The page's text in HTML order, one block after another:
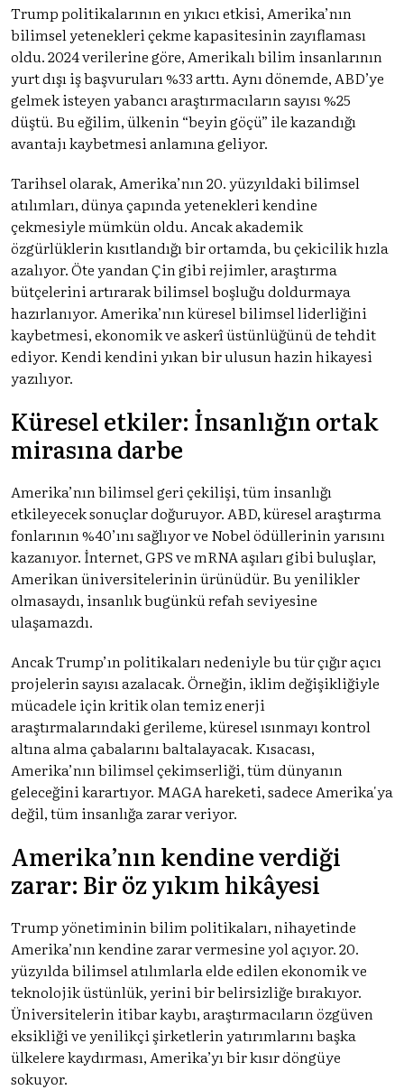
Trump politikalarının en yıkıcı etkisi, Amerika’nın
bilimsel yetenekleri çekme kapasitesinin zayıflaması
oldu. 2024 verilerine göre, Amerikalı bilim insanlarının
yurt dışı iş başvuruları %33 arttı. Aynı dönemde, ABD’ye
gelmek isteyen yabancı araştırmacıların sayısı %25
düştü. Bu eğilim, ülkenin “beyin göçü” ile kazandığı
avantajı kaybetmesi anlamına geliyor.
Tarihsel olarak, Amerika’nın 20. yüzyıldaki bilimsel
atılımları, dünya çapında yetenekleri kendine
çekmesiyle mümkün oldu. Ancak akademik
özgürlüklerin kısıtlandığı bir ortamda, bu çekicilik hızla
azalıyor. Öte yandan Çin gibi rejimler, araştırma
bütçelerini artırarak bilimsel boşluğu doldurmaya
hazırlanıyor. Amerika’nın küresel bilimsel liderliğini
kaybetmesi, ekonomik ve askerî üstünlüğünü de tehdit
ediyor. Kendi kendini yıkan bir ulusun hazin hikayesi
yazılıyor.
Küresel etkiler: İnsanlığın ortak
mirasına darbe
Amerika’nın bilimsel geri çekilişi, tüm insanlığı
etkileyecek sonuçlar doğuruyor. ABD, küresel araştırma
fonlarının %40’ını sağlıyor ve Nobel ödüllerinin yarısını
kazanıyor. İnternet, GPS ve mRNA aşıları gibi buluşlar,
Amerikan üniversitelerinin ürünüdür. Bu yenilikler
olmasaydı, insanlık bugünkü refah seviyesine
ulaşamazdı.
Ancak Trump’ın politikaları nedeniyle bu tür çığır açıcı
projelerin sayısı azalacak. Örneğin, iklim değişikliğiyle
mücadele için kritik olan temiz enerji
araştırmalarındaki gerileme, küresel ısınmayı kontrol
altına alma çabalarını baltalayacak. Kısacası,
Amerika’nın bilimsel çekimserliği, tüm dünyanın
geleceğini karartıyor. MAGA hareketi, sadece Amerika'ya
değil, tüm insanlığa zarar veriyor.
Amerika’nın kendine verdiği
zarar: Bir öz yıkım hikâyesi
Trump yönetiminin bilim politikaları, nihayetinde
Amerika’nın kendine zarar vermesine yol açıyor. 20.
yüzyılda bilimsel atılımlarla elde edilen ekonomik ve
teknolojik üstünlük, yerini bir belirsizliğe bırakıyor.
Üniversitelerin itibar kaybı, araştırmacıların özgüven
eksikliği ve yenilikçi şirketlerin yatırımlarını başka
ülkelere kaydırması, Amerika’yı bir kısır döngüye
sokuyor.